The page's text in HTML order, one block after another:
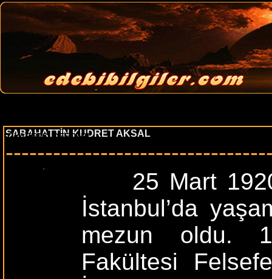
ZIYARETÇI DEFTERI
SABAHATTİN KUDRET AKSAL
25 Mart
İstanbul’da
mezun oldu.
Fakültesi